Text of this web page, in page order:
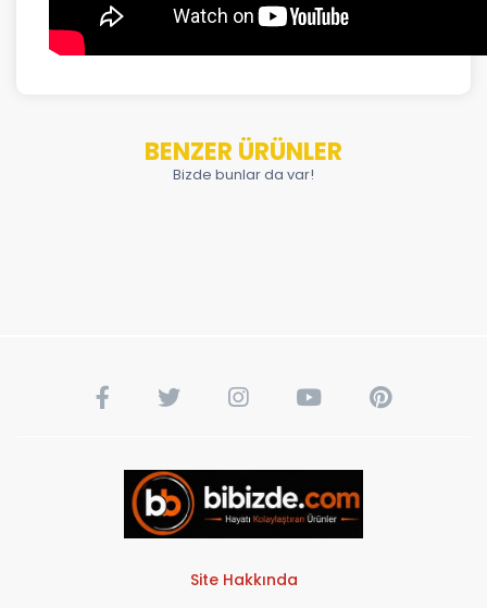
BENZER ÜRÜNLER
Bizde bunlar da var!
Site Hakkında